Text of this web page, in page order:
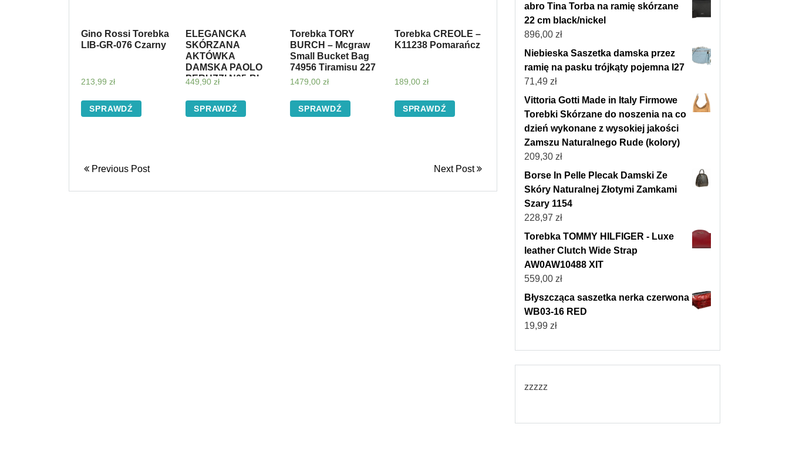
Gino Rossi Torebka
LIB-GR-076 Czarny
213,99 zł
SPRAWDŹ
ELEGANCKA
SKÓRZANA
AKTÓWKA
DAMSKA PAOLO
PERUZZI N05-BL
449,90 zł
SPRAWDŹ
Torebka TORY
BURCH – Mcgraw
Small Bucket Bag
74956 Tiramisu 227
1479,00 zł
SPRAWDŹ
Torebka CREOLE –
K11238 Pomarańcz
189,00 zł
SPRAWDŹ
Previous Post Next Post
abro Tina Torba na ramię skórzane
22 cm black/nickel
896,00 zł
Niebieska Saszetka damska przez
ramię na pasku trójkąty pojemna I27
71,49 zł
Vittoria Gotti Made in Italy Firmowe
Torebki Skórzane do noszenia na co
dzień wykonane z wysokiej jakości
Zamszu Naturalnego Rude (kolory)
209,30 zł
Borse In Pelle Plecak Damski Ze
Skóry Naturalnej Złotymi Zamkami
Szary 1154
228,97 zł
Torebka TOMMY HILFIGER - Luxe
leather Clutch Wide Strap
AW0AW10488 XIT
559,00 zł
Błyszcząca saszetka nerka czerwona
WB03-16 RED
19,99 zł
zzzzz